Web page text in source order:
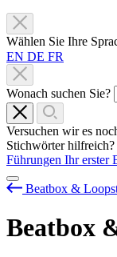
Wählen Sie Ihre
EN DE FR
Wonach suchen Sie?
Versuchen wir es
Stichwörter hilfreich?
Führungen Ihr erster
Beatbox &
Beatbox